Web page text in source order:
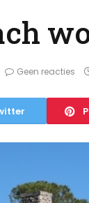
Geen reacties